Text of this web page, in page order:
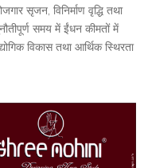
सृजन, विनिर्माण वृद्धि तथा
समय में ईंधन कीमतों में
विकास तथा आर्थिक स्थिरता